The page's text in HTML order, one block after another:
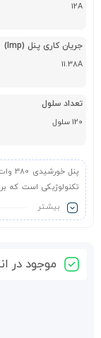
12A
جریان کاری پنل (Imp)
11.38A
تعداد سلول
120 سلول
تکنولوژیکی است که
است. این محصول
خورشیدی، نشان دهنده
بیشـتر
موجود در